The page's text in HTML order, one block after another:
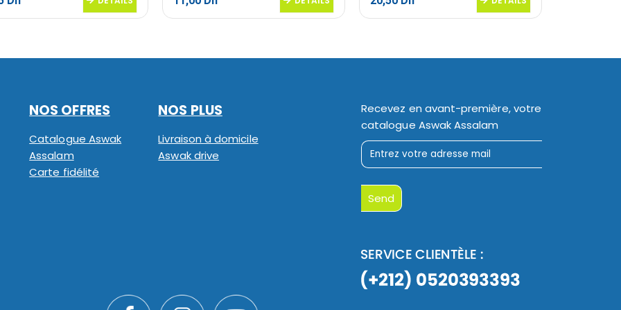
NOS OFFRES
Catalogue Aswak
Assalam
Carte fidélité
NOS PLUS
Livraison à domicile
Aswak drive
Recevez en avant-première, votre
catalogue Aswak Assalam